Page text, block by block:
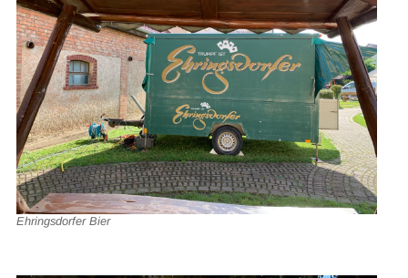
Ehringsdorfer Bier